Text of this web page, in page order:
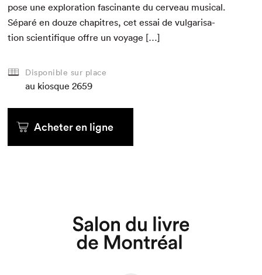
Que cherchez-vous?
pose une explo­ration fasci­nante du cerveau musi­cal.
Séparé en douze chapitres, cet essai de vul­gar­i­sa­
tion sci­en­tifique offre un voyage […]
Disponible sur place
au kiosque 2659
Acheter en ligne